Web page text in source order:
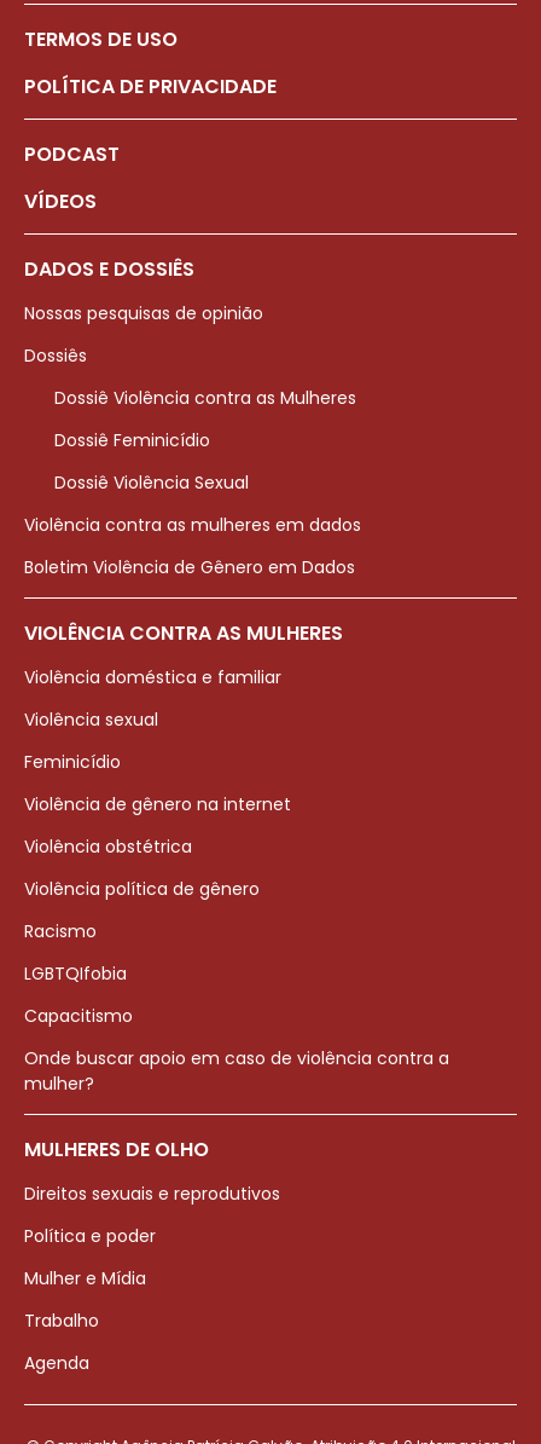
TERMOS DE USO
POLÍTICA DE PRIVACIDADE
PODCAST
VÍDEOS
DADOS E DOSSIÊS
Nossas pesquisas de opinião
Dossiês
Dossiê Violência contra as Mulheres
Dossiê Feminicídio
Dossiê Violência Sexual
Violência contra as mulheres em dados
Boletim Violência de Gênero em Dados
VIOLÊNCIA CONTRA AS MULHERES
Violência doméstica e familiar
Violência sexual
Feminicídio
Violência de gênero na internet
Violência obstétrica
Violência política de gênero
Racismo
LGBTQIfobia
Capacitismo
Onde buscar apoio em caso de violência contra a
mulher?
MULHERES DE OLHO
Direitos sexuais e reprodutivos
Política e poder
Mulher e Mídia
Trabalho
Agenda